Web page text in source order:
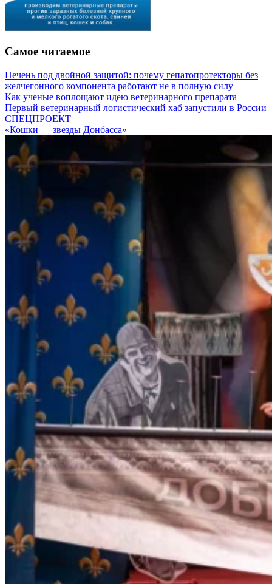
Самое читаемое
Печень под двойной защитой: почему гепатопротекторы без
желчегонного компонента работают не в полную силу
Как ученые воплощают идею ветеринарного препарата
Первый ветеринарный логистический хаб запустили в России
СПЕЦПРОЕКТ
«Кошки — звезды Донбасса»